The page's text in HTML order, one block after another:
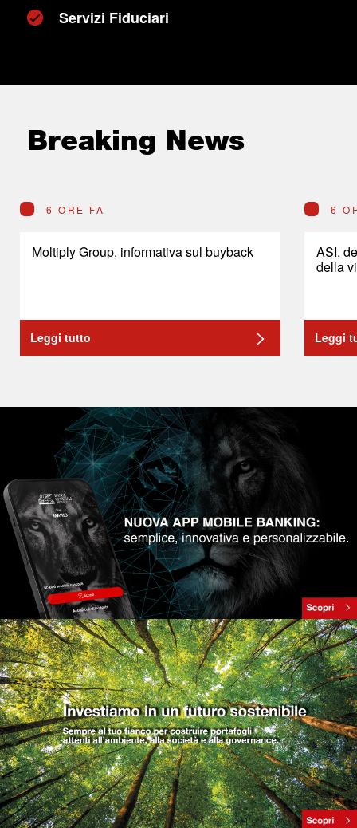
Servizi Fiduciari
Breaking News
6 ORE FA
Moltiply Group, informativa sul buyback
Leggi tutto
6
ASI,
della
Leggi